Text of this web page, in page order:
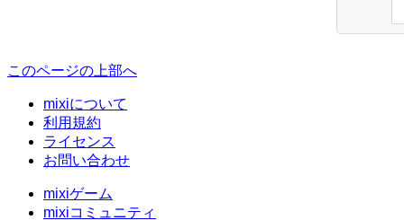
このページの上部へ
mixiについて
利用規約
ライセンス
お問い合わせ
mixiゲーム
mixiコミュニティ